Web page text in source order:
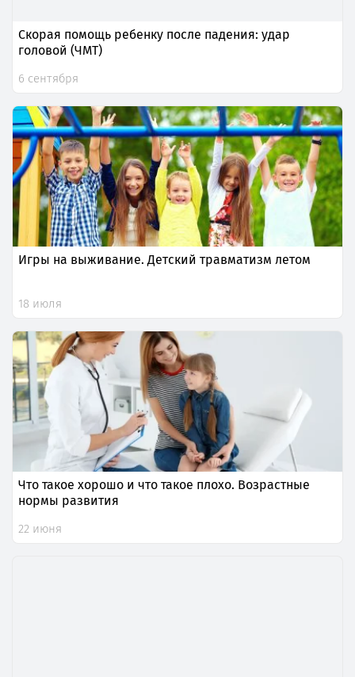
Скорая помощь ребенку после падения: удар
головой (ЧМТ)
6 сентября
Игры на выживание. Детский травматизм летом
18 июля
Что такое хорошо и что такое плохо. Возрастные
нормы развития
22 июня